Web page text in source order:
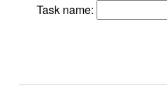
Task name: